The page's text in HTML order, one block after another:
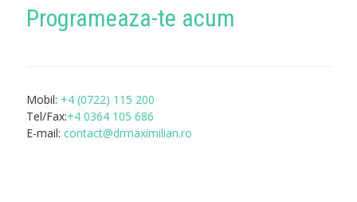
Programeaza-te acum
Mobil: +4 (0722) 115 200
Tel/Fax:+4 0364 105 686
E-mail: contact@drmaximilian.ro